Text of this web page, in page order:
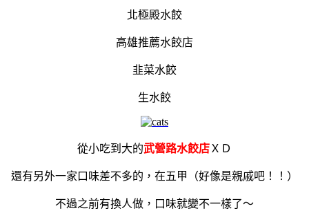
北極殿水餃
高雄推薦水餃店
韭菜水餃
生水餃
從小吃到大的武營路水餃店ＸＤ
還有另外一家口味差不多的，在五甲（好像是親戚吧！！）
不過之前有換人做，口味就變不一樣了～